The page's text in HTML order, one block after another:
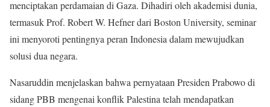
menciptakan perdamaian di Gaza. Dihadiri oleh akademisi dunia,
termasuk Prof. Robert W. Hefner dari Boston University, seminar
ini menyoroti pentingnya peran Indonesia dalam mewujudkan
solusi dua negara.
Nasaruddin menjelaskan bahwa pernyataan Presiden Prabowo di
sidang PBB mengenai konflik Palestina telah mendapatkan